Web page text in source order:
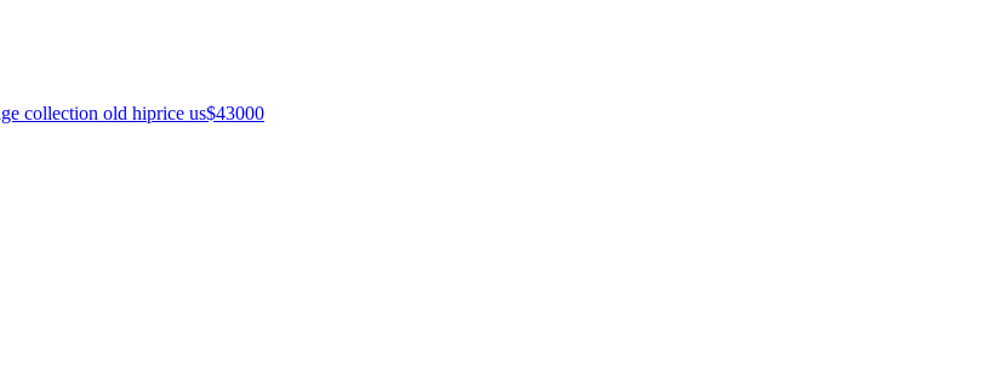
collection old hiprice us$43000